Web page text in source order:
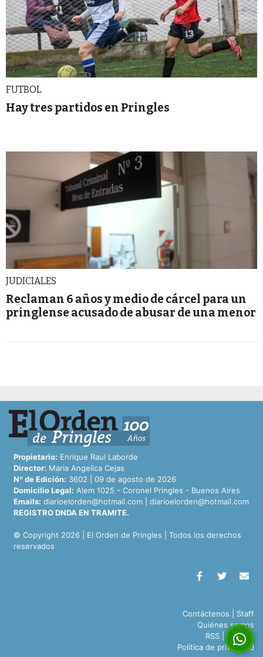
FUTBOL
Hay tres partidos en Pringles
JUDICIALES
Reclaman 6 años y medio de cárcel para un
pringlense acusado de abusar de una menor
Propietario: Enrique Raul Laborde
Director: Maria Angelica Cejas
Nº de Edición: 3602 | 09 de agosto de 2026
Domicilio Legal: Alem 1025 - Coronel Pringles - Buenos Aires
Emails: diarioelorden@hotmail.com
diarioelorden@hotmail.com
REGISTRO DNDA EN TRAMITE.
© Copyright 2026 | El Orden de Pringles | Todos los derechos
reservados
Contáctenos
Staff
Quiénes somos
RSS | Archivo
Política de privacidad